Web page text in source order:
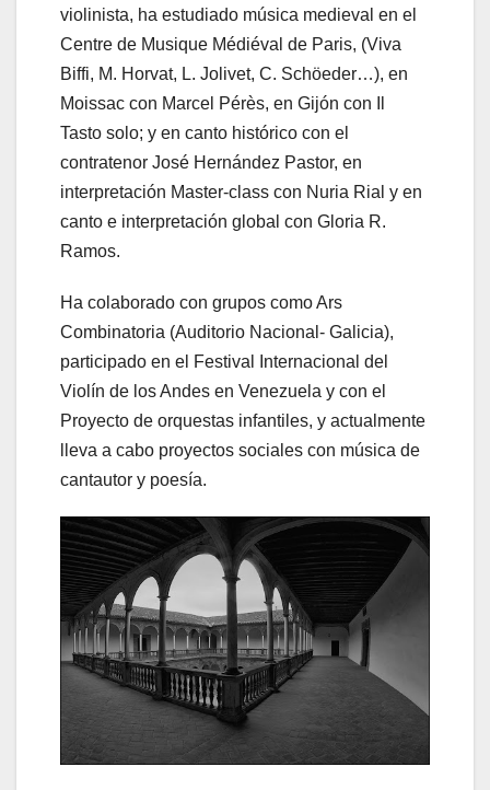
violinista, ha estudiado música medieval en el
Centre de Musique Médiéval de Paris, (Viva
Biffi, M. Horvat, L. Jolivet, C. Schöeder…), en
Moissac con Marcel Pérès, en Gijón con Il
Tasto solo; y en canto histórico con el
contratenor José Hernández Pastor, en
interpretación Master-class con Nuria Rial y en
canto e interpretación global con Gloria R.
Ramos.
Ha colaborado con grupos como Ars
Combinatoria (Auditorio Nacional- Galicia),
participado en el Festival Internacional del
Violín de los Andes en Venezuela y con el
Proyecto de orquestas infantiles, y actualmente
lleva a cabo proyectos sociales con música de
cantautor y poesía.